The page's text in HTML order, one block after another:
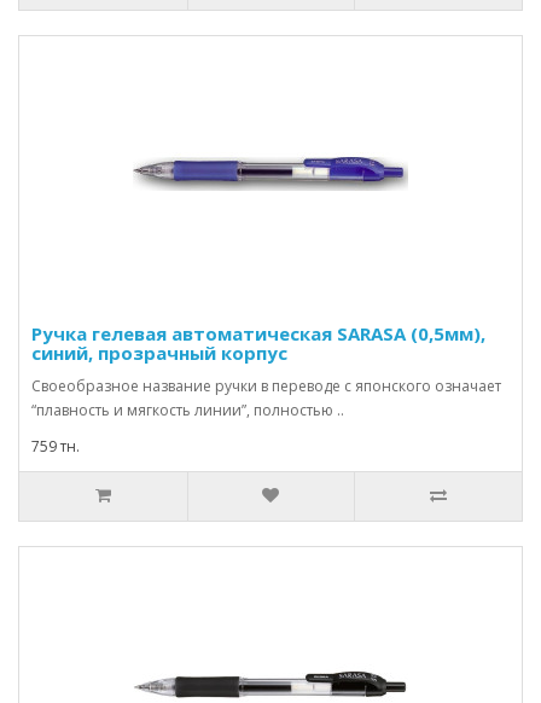
Ручка гелевая автоматическая SARASA (0,5мм),
синий, прозрачный корпус
Своеобразное название ручки в переводе с японского означает
“плавность и мягкость линии”, полностью ..
759 тн.